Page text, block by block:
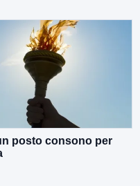
posto consono per